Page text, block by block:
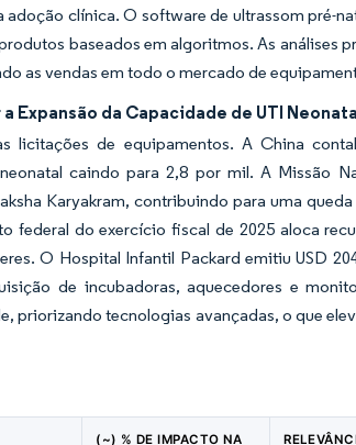
clínica. O software de ultrassom pré-
baseados em algoritmos. As análises
as vendas em todo o mercado de
Expansão da Capacidade de UTI
licitações de equipamentos. A China
caindo para 2,8 por mil. A Missão
Karyakram, contribuindo para uma
federal do exercício fiscal de 2025 aloca
O Hospital Infantil Packard emitiu USD
de incubadoras, aquecedores e
priorizando tecnologias avançadas, o que
(~) % DE IMPACTO NA